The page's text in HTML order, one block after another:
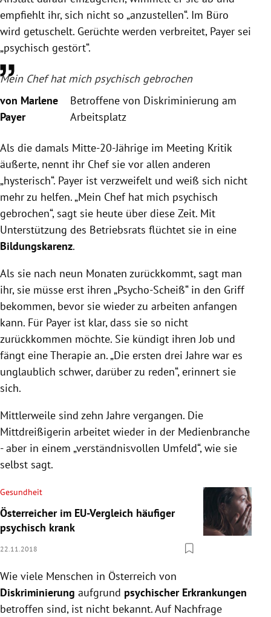
empfiehlt ihr, sich nicht so „anzustellen“. Im Büro
wird getuschelt. Gerüchte werden verbreitet, Payer sei
„psychisch gestört“.
Mein Chef hat mich psychisch gebrochen
von Marlene
Payer
Betroffene von Diskriminierung am
Arbeitsplatz
Als die damals Mitte-20-Jährige im Meeting Kritik
äußerte, nennt ihr Chef sie vor allen anderen
„hysterisch“. Payer ist verzweifelt und weiß sich nicht
mehr zu helfen. „Mein Chef hat mich psychisch
gebrochen“, sagt sie heute über diese Zeit. Mit
Unterstützung des Betriebsrats flüchtet sie in eine
Bildungskarenz.
Als sie nach neun Monaten zurückkommt, sagt man
ihr, sie müsse erst ihren „Psycho-Scheiß“ in den Griff
bekommen, bevor sie wieder zu arbeiten anfangen
kann. Für Payer ist klar, dass sie so nicht
zurückkommen möchte. Sie kündigt ihren Job und
fängt eine Therapie an. „Die ersten drei Jahre war es
unglaublich schwer, darüber zu reden“, erinnert sie
sich.
Mittlerweile sind zehn Jahre vergangen. Die
Mittdreißigerin arbeitet wieder in der Medienbranche
- aber in einem „verständnisvollen Umfeld“, wie sie
selbst sagt.
Gesundheit
Österreicher im EU-Vergleich häufiger
psychisch krank
22.11.2018
Wie viele Menschen in Österreich von
Diskriminierung aufgrund psychischer Erkrankungen
betroffen sind, ist nicht bekannt. Auf Nachfrage